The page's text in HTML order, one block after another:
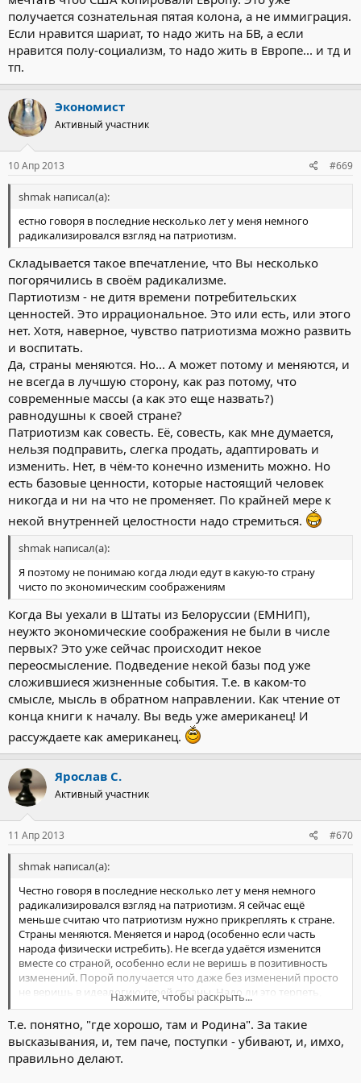
получается сознательная пятая колона, а не иммиграция.
Если нравится шариат, то надо жить на БВ, а если
нравится полу-социализм, то надо жить в Европе... и тд и
тп.
Экономист
Активный участник
10 Апр 2013 #669
shmak написал(а):
естно говоря в последние несколько лет у меня немного
радикализировался взгляд на патриотизм.
Складывается такое впечатление, что Вы несколько
погорячились в своём радикализме.
Партиотизм - не дитя времени потребительских
ценностей. Это иррациональное. Это или есть, или этого
нет. Хотя, наверное, чувство патриотизма можно развить
и воспитать.
Да, страны меняются. Но... А может потому и меняются, и
не всегда в лучшую сторону, как раз потому, что
современные массы (а как это еще назвать?)
равнодушны к своей стране?
Патриотизм как совесть. Её, совесть, как мне думается,
нельзя подправить, слегка продать, адаптировать и
изменить. Нет, в чём-то конечно изменить можно. Но
есть базовые ценности, которые настоящий человек
никогда и ни на что не променяет. По крайней мере к
некой внутренней целостности надо стремиться.
shmak написал(а):
Я поэтому не понимаю когда люди едут в какую-то страну
чисто по экономическим соображениям
Когда Вы уехали в Штаты из Белоруссии (ЕМНИП),
неужто экономические соображения не были в числе
первых? Это уже сейчас происходит некое
переосмысление. Подведение некой базы под уже
сложившиеся жизненные события. Т.е. в каком-то
смысле, мысль в обратном направлении. Как чтение от
конца книги к началу. Вы ведь уже американец! И
рассуждаете как американец.
Ярослав С.
Активный участник
11 Апр 2013 #670
shmak написал(а):
Честно говоря в последние несколько лет у меня немного
радикализировался взгляд на патриотизм. Я сейчас ещё
меньше считаю что патриотизм нужно прикреплять к стране.
Страны меняются. Меняется и народ (особенно если часть
народа физически истребить). Не всегда удаётся изменится
вместе со страной, особенно если не веришь в позитивность
изменений. Порой получается что даже без изменений просто
не веришь в идеалогию своей страны. Надо ли это терпеть,
только потому что кто-то сказал что терпение и есть
патриотизм? Я считаю что патриотизм нужно прикреплять не к
стране, а к идеям и жить в той стране, которая соответствуют
этим идеям. В детстве нет понятий, нет и выбора, и прививать
патриотизм нужно к стране рождения. Но будучи взрослым
Нажмите, чтобы раскрыть...
Т.е. понятно, "где хорошо, там и Родина". За такие
высказывания, и, тем паче, поступки - убивают, и, имхо,
правильно делают.